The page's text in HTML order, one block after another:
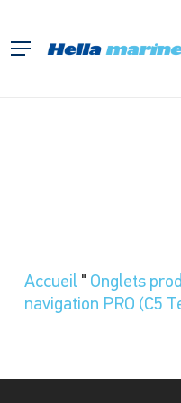
l'accueil
Menu
Accueil" Onglets
navigation PRO (C5